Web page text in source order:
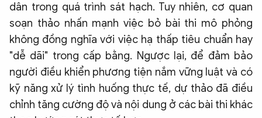
dân trong quá trình sát hạch. Tuy nhiên, cơ quan
soạn thảo nhấn mạnh việc bỏ bài thi mô phỏng
không đồng nghĩa với việc hạ thấp tiêu chuẩn hay
"dễ dãi" trong cấp bằng. Ngược lại, để đảm bảo
người điều khiển phương tiện nắm vững luật và có
kỹ năng xử lý tình huống thực tế, dự thảo đã điều
chỉnh tăng cường độ và nội dung ở các bài thi khác